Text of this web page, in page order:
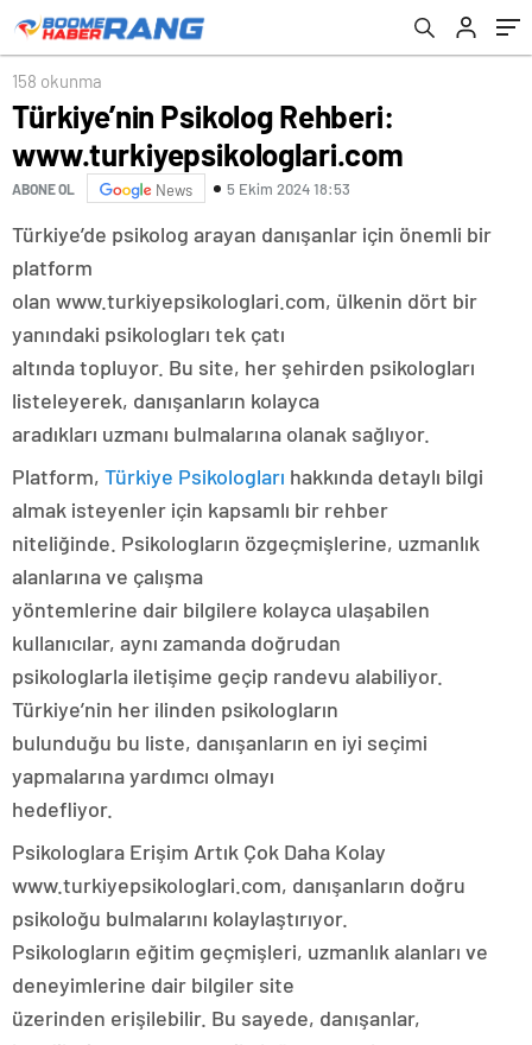
158 okunma
Türkiye’nin Psikolog Rehberi:
www.turkiyepsikologlari.com
ABONE OL News 5 Ekim 2024 18:53
Türkiye’de psikolog arayan danışanlar için önemli bir
platform
olan www.turkiyepsikologlari.com, ülkenin dört bir
yanındaki psikologları tek çatı
altında topluyor. Bu site, her şehirden psikologları
listeleyerek, danışanların kolayca
aradıkları uzmanı bulmalarına olanak sağlıyor.
Platform, Türkiye Psikologları hakkında detaylı bilgi
almak isteyenler için kapsamlı bir rehber
niteliğinde. Psikologların özgeçmişlerine, uzmanlık
alanlarına ve çalışma
yöntemlerine dair bilgilere kolayca ulaşabilen
kullanıcılar, aynı zamanda doğrudan
psikologlarla iletişime geçip randevu alabiliyor.
Türkiye’nin her ilinden psikologların
bulunduğu bu liste, danışanların en iyi seçimi
yapmalarına yardımcı olmayı
hedefliyor.
Psikologlara Erişim Artık Çok Daha Kolay
www.turkiyepsikologlari.com, danışanların doğru
psikoloğu bulmalarını kolaylaştırıyor.
Psikologların eğitim geçmişleri, uzmanlık alanları ve
deneyimlerine dair bilgiler site
üzerinden erişilebilir. Bu sayede, danışanlar,